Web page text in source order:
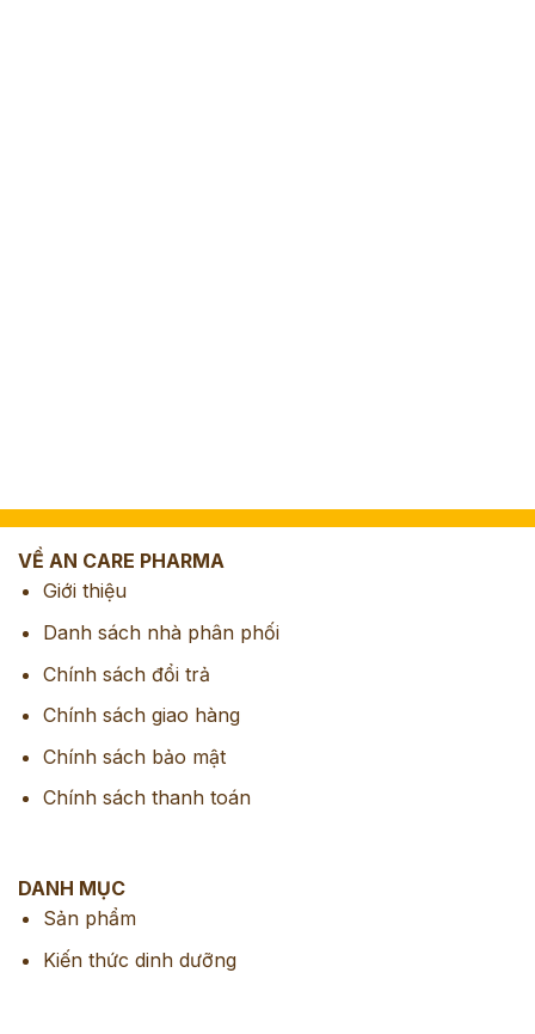
VỀ AN CARE PHARMA
Giới thiệu
Danh sách nhà phân phối
Chính sách đổi trả
Chính sách giao hàng
Chính sách bảo mật
Chính sách thanh toán
DANH MỤC
Sản phẩm
Kiến thức dinh dưỡng